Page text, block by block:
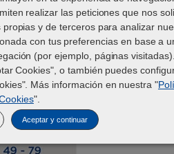
perro-obeso
tabla-peso-perros-pequenos
tabla-peso-perros-medianos
tabla-peso-perros-grandes
tabla-peso-perros-gigantes
tabla-peso-gatos
realizar las peticiones que nos
y de terceros para analizar
con tus preferencias en base a
(por ejemplo, páginas
Cookies", o también puedes
Más información en nuestra "
".
Aceptar y continuar